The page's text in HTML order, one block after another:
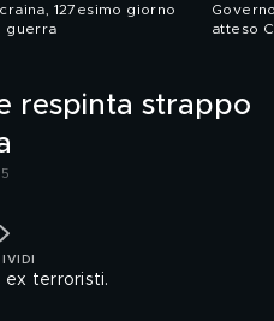
127esimo giorno
guerra
atteso
respinta strappo
ex terroristi.